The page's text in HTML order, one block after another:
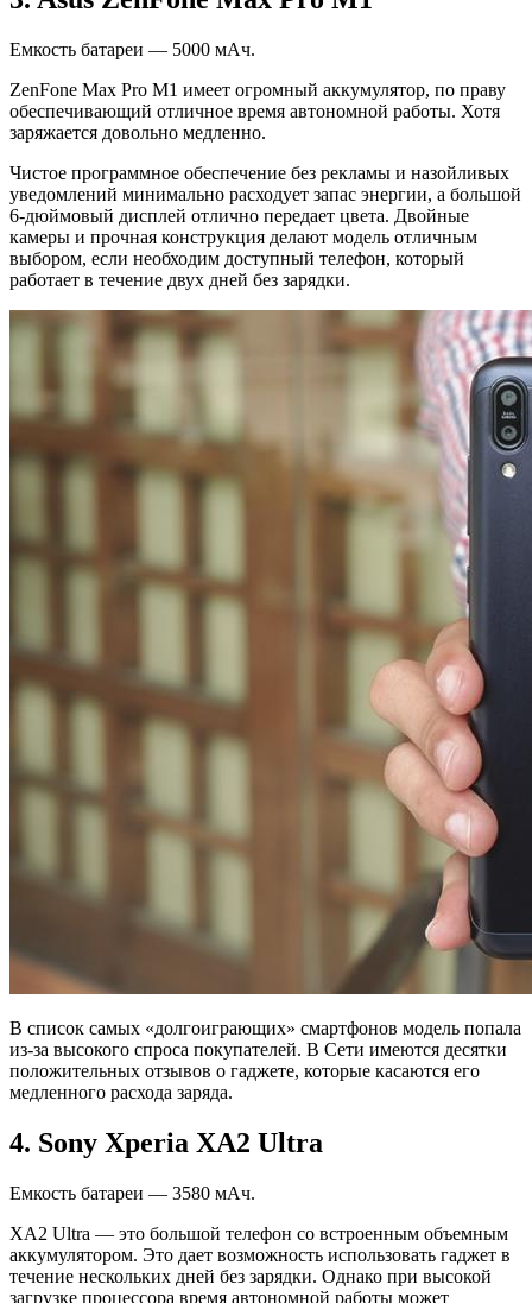
Емкость батареи — 5000 мАч.
ZenFone Max Pro M1 имеет огромный аккумулятор, по праву
обеспечивающий отличное время автономной работы. Хотя
заряжается довольно медленно.
Чистое программное обеспечение без рекламы и назойливых
уведомлений минимально расходует запас энергии, а большой
6-дюймовый дисплей отлично передает цвета. Двойные
камеры и прочная конструкция делают модель отличным
выбором, если необходим доступный телефон, который
работает в течение двух дней без зарядки.
В список самых «долгоиграющих» смартфонов модель попала
из-за высокого спроса покупателей. В Сети имеются десятки
положительных отзывов о гаджете, которые касаются его
медленного расхода заряда.
4. Sony Xperia XA2 Ultra
Емкость батареи — 3580 мАч.
XA2 Ultra — это большой телефон со встроенным объемным
аккумулятором. Это дает возможность использовать гаджет в
течение нескольких дней без зарядки. Однако при высокой
загрузке процессора время автономной работы может